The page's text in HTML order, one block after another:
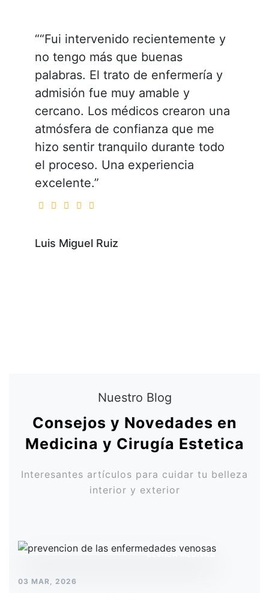
““Fui intervenido recientemente y
no tengo más que buenas
palabras. El trato de enfermería y
admisión fue muy amable y
cercano. Los médicos crearon una
atmósfera de confianza que me
hizo sentir tranquilo durante todo
el proceso. Una experiencia
excelente.”
Luis Miguel Ruiz
Nuestro Blog
Consejos y Novedades en
Medicina y Cirugía Estetica
Interesantes artículos para cuidar tu belleza
interior y exterior
CLÍNICA MEDIVÁS
03 MAR, 2026